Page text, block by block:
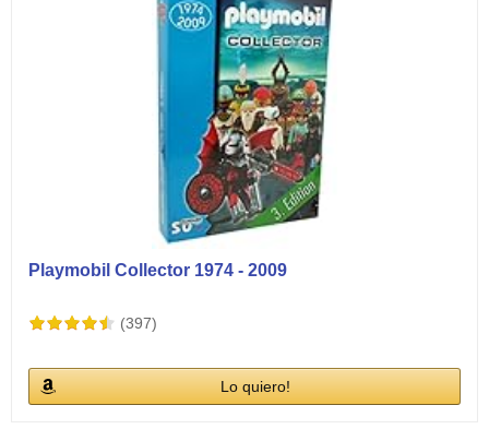
Playmobil Collector 1974 - 2009
(397)
Lo quiero!